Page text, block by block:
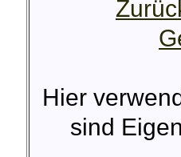
Hier
sind